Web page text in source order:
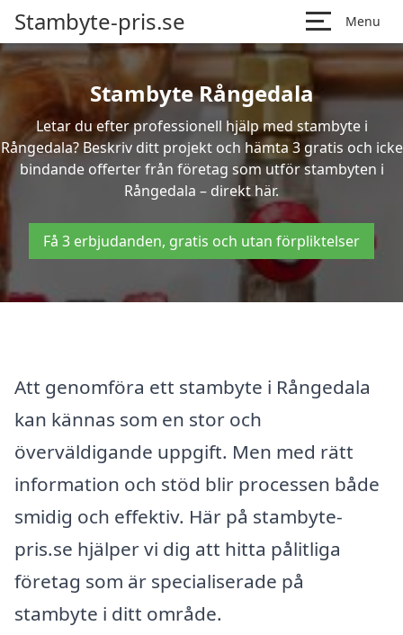
Stambyte-pris.se Menu
Stambyte Rångedala
Letar du efter professionell hjälp med stambyte i
Rångedala? Beskriv ditt projekt och hämta 3 gratis och icke
bindande offerter från företag som utför stambyten i
Rångedala – direkt här.
Få 3 erbjudanden, gratis och utan förpliktelser
Att genomföra ett stambyte i Rångedala
kan kännas som en stor och
överväldigande uppgift. Men med rätt
information och stöd blir processen både
smidig och effektiv. Här på stambyte-
pris.se hjälper vi dig att hitta pålitliga
företag som är specialiserade på
stambyte i ditt område.